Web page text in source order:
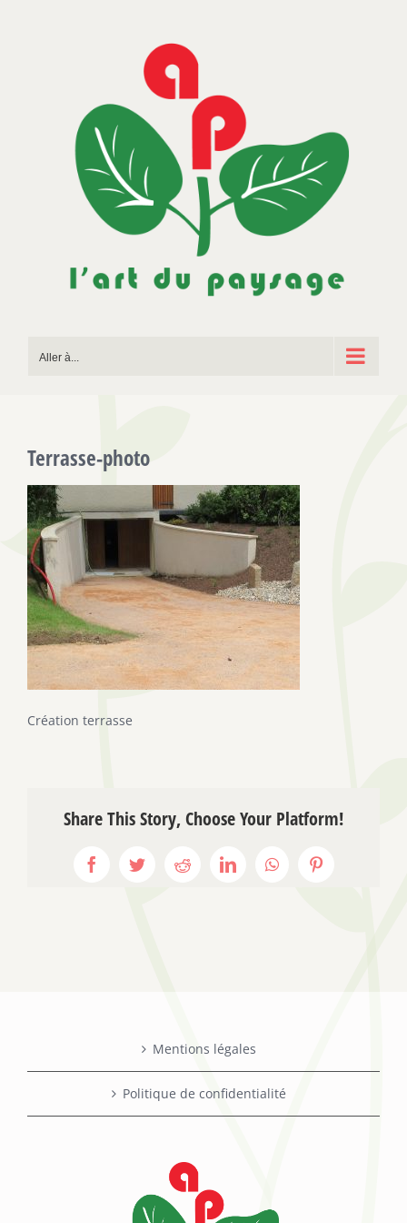
Aller à...
Terrasse-photo
Création terrasse
Share This Story, Choose Your Platform!
FacebookTwitterRedditLinkedInWhatsAppPinterest
Mentions légales
Politique de confidentialité